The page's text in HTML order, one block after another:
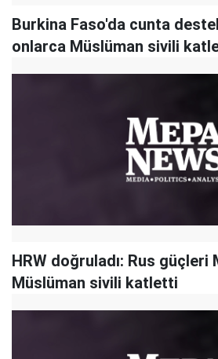
Burkina Faso'da cunta
onlarca Müslüman sivili
HRW doğruladı: Rus güçleri
Müslüman sivili katletti